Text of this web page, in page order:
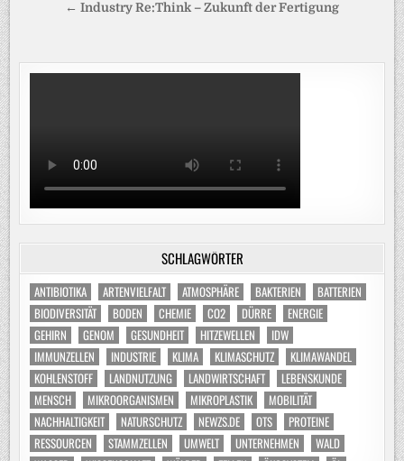
← Industry Re:Think – Zukunft der Fertigung
SCHLAGWÖRTER
ANTIBIOTIKA ARTENVIELFALT ATMOSPHÄRE BAKTERIEN
BATTERIEN
BIODIVERSITÄT
BODEN CHEMIE CO2 DÜRRE
ENERGIE
GEHIRN
GENOM GESUNDHEIT HITZEWELLEN
IDW
IMMUNZELLEN
INDUSTRIE KLIMA KLIMASCHUTZ
KLIMAWANDEL
KOHLENSTOFF
LANDNUTZUNG LANDWIRTSCHAFT
LEBENSKUNDE
MENSCH
MIKROORGANISMEN MIKROPLASTIK
MOBILITÄT
NACHHALTIGKEIT
NATURSCHUTZ NEWZS.DE OTS
PROTEINE
RESSOURCEN
STAMMZELLEN UMWELT UNTERNEHMEN
WALD